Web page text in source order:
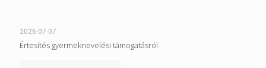
2026-07-07
Értesítés gyermeknevelési támogatásról